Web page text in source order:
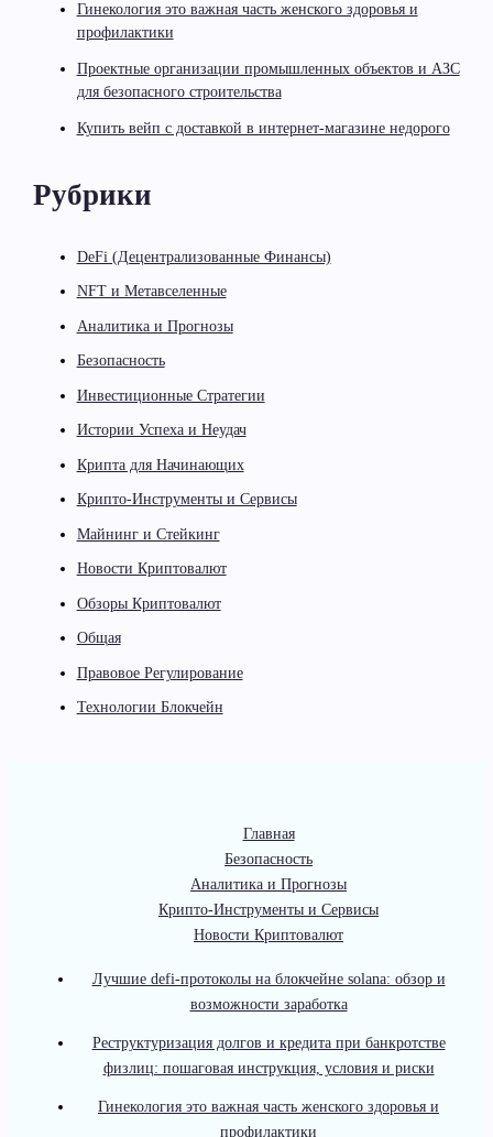
Гинекология это важная часть женского здоровья и
профилактики
Проектные организации промышленных объектов и АЗС
для безопасного строительства
Купить вейп с доставкой в интернет-магазине недорого
Рубрики
DeFi (Децентрализованные Финансы)
NFT и Метавселенные
Аналитика и Прогнозы
Безопасность
Инвестиционные Стратегии
Истории Успеха и Неудач
Крипта для Начинающих
Крипто-Инструменты и Сервисы
Майнинг и Стейкинг
Новости Криптовалют
Обзоры Криптовалют
Общая
Правовое Регулирование
Технологии Блокчейн
Главная
Безопасность
Аналитика и Прогнозы
Крипто-Инструменты и Сервисы
Новости Криптовалют
Лучшие defi-протоколы на блокчейне solana: обзор и
возможности заработка
Реструктуризация долгов и кредита при банкротстве
физлиц: пошаговая инструкция, условия и риски
Гинекология это важная часть женского здоровья и
профилактики